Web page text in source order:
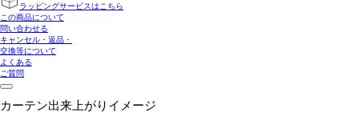
ラッピングサービスはこちら
この商品について
問い合わせる
キャンセル・返品・
交換等について
よくある
ご質問
カーテン出来上がりイメージ